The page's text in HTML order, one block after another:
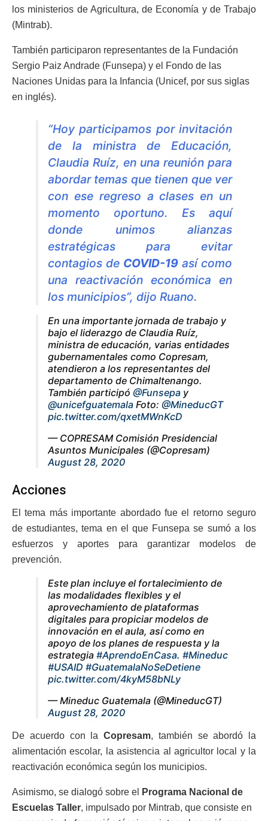
los ministerios de Agricultura, de Economía y de Trabajo
(Mintrab).
También participaron representantes de la Fundación
Sergio Paiz Andrade (Funsepa) y el Fondo de las
Naciones Unidas para la Infancia (Unicef, por sus siglas
en inglés).
“Hoy participamos por invitación
de la ministra de Educación,
Claudia Ruíz, en una reunión para
abordar temas que tienen que ver
con ese regreso a clases en un
momento oportuno. Es aquí
donde unimos alianzas
estratégicas para evitar
contagios de COVID-19 así como
una reactivación económica en
los municipios”, dijo Ruano.
En una importante jornada de trabajo y
bajo el liderazgo de Claudia Ruíz,
ministra de educación, varias entidades
gubernamentales como Copresam,
atendieron a los representantes del
departamento de Chimaltenango.
También participó @Funsepa y
@unicefguatemala Foto: @MineducGT
pic.twitter.com/qxetMWnKcD
— COPRESAM Comisión Presidencial
Asuntos Municipales (@Copresam)
August 28, 2020
Acciones
El tema más importante abordado fue el retorno seguro
de estudiantes, tema en el que Funsepa se sumó a los
esfuerzos y aportes para garantizar modelos de
prevención.
Este plan incluye el fortalecimiento de
las modalidades flexibles y el
aprovechamiento de plataformas
digitales para propiciar modelos de
innovación en el aula, así como en
apoyo de los planes de respuesta y la
estrategia #AprendoEnCasa. #Mineduc
#USAID #GuatemalaNoSeDetiene
pic.twitter.com/4kyM58bNLy
— Mineduc Guatemala (@MineducGT)
August 28, 2020
De acuerdo con la Copresam, también se abordó la
alimentación escolar, la asistencia al agricultor local y la
reactivación económica según los municipios.
Asimismo, se dialogó sobre el
Programa Nacional de
Escuelas Taller, impulsado por Mintrab, que consiste en